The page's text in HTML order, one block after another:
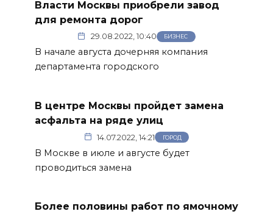
Власти Москвы приобрели завод
для ремонта дорог
29.08.2022, 10:40 БИЗНЕС
В начале августа дочерняя компания
департамента городского
В центре Москвы пройдет замена
асфальта на ряде улиц
14.07.2022, 14:21 ГОРОД
В Москве в июле и августе будет
проводиться замена
Более половины работ по ямочному